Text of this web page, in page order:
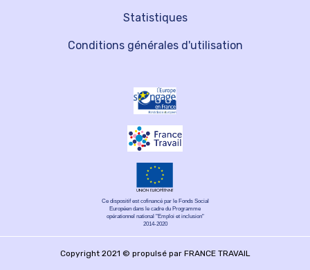
Statistiques
Conditions générales d'utilisation
Ce dispositif est cofinancé par le Fonds Social
Européen dans le cadre du Programme
opérationnel national "Emploi et inclusion"
2014-2020
Copyright 2021 © propulsé par FRANCE TRAVAIL